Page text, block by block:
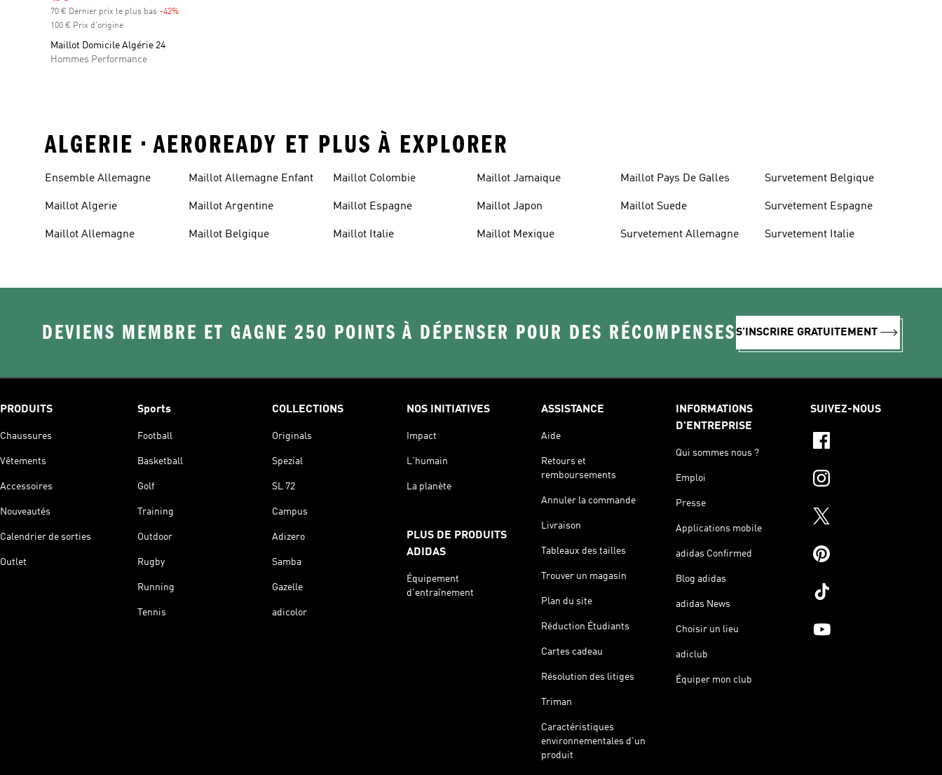
70 € Dernier prix le plus bas -42%
100 € Prix d'origine
Maillot Domicile Algérie 24
Hommes Performance
ALGERIE • AEROREADY ET PLUS À EXPLORER
Ensemble Allemagne
Maillot Algerie
Maillot Allemagne
Maillot Allemagne Enfant
Maillot Argentine
Maillot Belgique
Maillot Colombie
Maillot Espagne
Maillot Italie
Maillot Jamaique
Maillot Japon
Maillot Mexique
Maillot Pays De Galles
Maillot Suede
Survetement Allemagne
Survetement Belgique
Survetement Espagne
Survetement Italie
DEVIENS MEMBRE ET GAGNE 250 POINTS À DÉPENSER POUR DES RÉCOMPENSESS'INSCRIRE GRATUITEMENT
PRODUITS
Chaussures
Vêtements
Accessoires
Nouveautés
Calendrier de sorties
Outlet
Sports
Football
Basketball
Golf
Training
Outdoor
Rugby
Running
Tennis
COLLECTIONS
Originals
Spezial
SL 72
Campus
Adizero
Samba
Gazelle
adicolor
NOS INITIATIVES
Impact
L'humain
La planète
PLUS DE PRODUITS
ADIDAS
Équipement
d'entraînement
ASSISTANCE
Aide
Retours et
remboursements
Annuler la commande
Livraison
Tableaux des tailles
Trouver un magasin
Plan du site
Réduction Étudiants
Cartes cadeau
Résolution des litiges
Triman
Caractéristiques
environnementales d'un
produit
INFORMATIONS
D'ENTREPRISE
Qui sommes nous ?
Emploi
Presse
Applications mobile
adidas Confirmed
Blog adidas
adidas News
Choisir un lieu
adiclub
Équiper mon club
SUIVEZ-NOUS